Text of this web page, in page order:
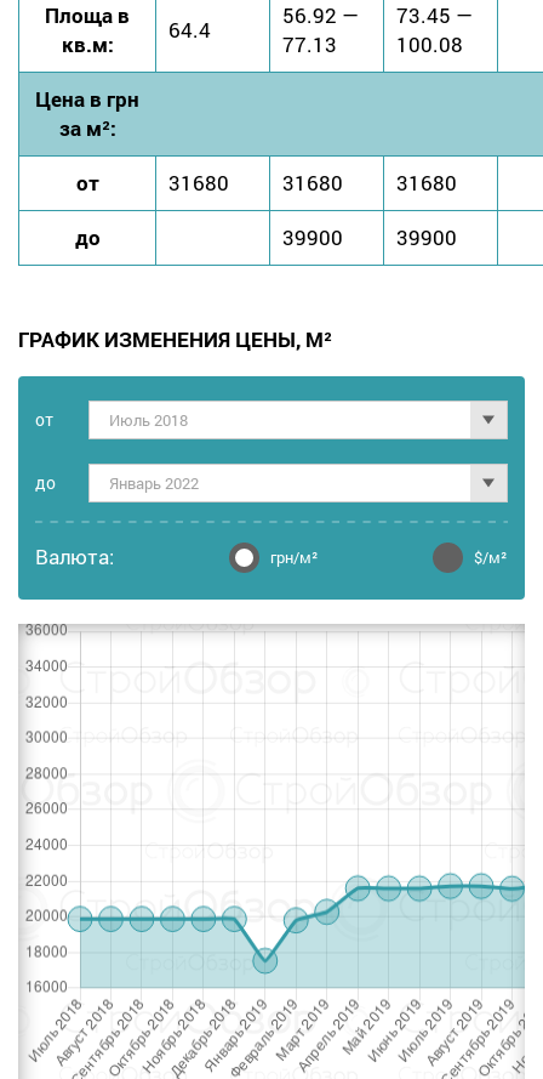
Площа в
кв.м:
64.4
56.92 —
77.13
73.45 —
100.08
Цена в грн
за м²:
от
31680 31680
31680
до
39900 39900
ГРАФИК ИЗМЕНЕНИЯ ЦЕНЫ, М²
от Июль 2018
дo Январь 2022
Валюта: грн/м² $/м²